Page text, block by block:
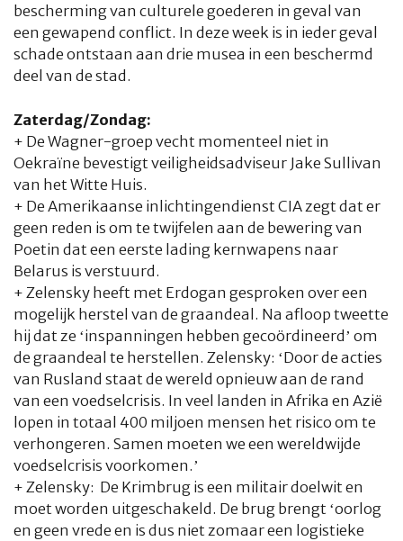
bescherming van culturele goederen in geval van
een gewapend conflict. In deze week is in ieder geval
schade ontstaan aan drie musea in een beschermd
deel van de stad.
Zaterdag/Zondag:
+ De Wagner-groep vecht momenteel niet in
Oekraïne bevestigt veiligheidsadviseur Jake Sullivan
van het Witte Huis.
+ De Amerikaanse inlichtingendienst CIA zegt dat er
geen reden is om te twijfelen aan de bewering van
Poetin dat een eerste lading kernwapens naar
Belarus is verstuurd.
+ Zelensky heeft met Erdogan gesproken over een
mogelijk herstel van de graandeal. Na afloop tweette
hij dat ze ‘inspanningen hebben gecoördineerd’ om
de graandeal te herstellen. Zelensky: ‘Door de acties
van Rusland staat de wereld opnieuw aan de rand
van een voedselcrisis. In veel landen in Afrika en Azië
lopen in totaal 400 miljoen mensen het risico om te
verhongeren. Samen moeten we een wereldwijde
voedselcrisis voorkomen.’
+ Zelensky: De Krimbrug is een militair doelwit en
moet worden uitgeschakeld. De brug brengt ‘oorlog
en geen vrede en is dus niet zomaar een logistieke